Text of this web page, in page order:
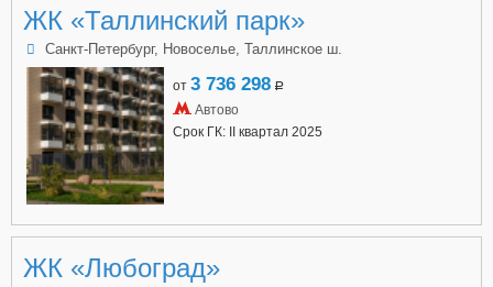
ЖК «Таллинский парк»
Санкт-Петербург, Новоселье, Таллинское ш.
от 3 736 298 a
Автово
Срок ГК: II квартал 2025
ЖК «Любоград»